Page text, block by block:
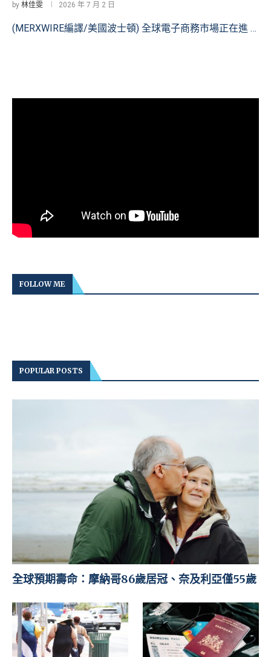
by 林佳雯 2026 年 7 月 2 日
(MERXWIRE編譯/美國波士頓) 全球電子商務市場正在進 …
FOLLOW ME
POPULAR POSTS
全球預期壽命：摩納哥86歲居冠、奈及利亞僅55歲